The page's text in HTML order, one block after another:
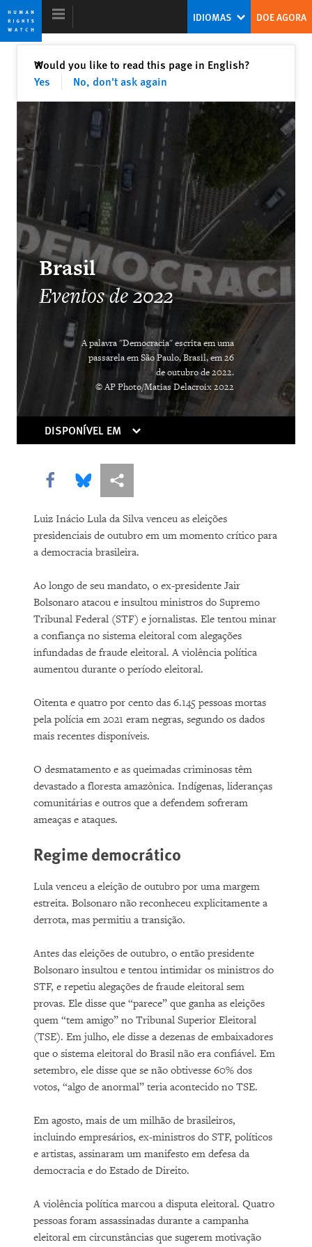
Skip
to
cookie
privacy
Skip
to
main
content
Relatório Mundial 2023
Um Novo Modelo de Liderança Global
para os Direitos Humanos
Tirana Hassan
Diretora executiva
COMPRAR
IDIOMAS DOE AGORA
Would you like to read this page in English?
Yes
No, don't ask again
✕Fechar
Brasil
Eventos de 2022
A palavra "Democracia" escrita em uma
passarela em São Paulo, Brasil, em 26
de outubro de 2022.
© AP Photo/Matias Delacroix 2022
DISPONÍVEL EM
Share this via Facebook
Share this via Bluesky
Share this via Compartilhar
Luiz Inácio Lula da Silva venceu as eleições
presidenciais de outubro em um momento crítico para
a democracia brasileira.
Ao longo de seu mandato, o ex-presidente Jair
Bolsonaro atacou e insultou ministros do Supremo
Tribunal Federal (STF) e jornalistas. Ele tentou minar
a confiança no sistema eleitoral com alegações
infundadas de fraude eleitoral. A violência política
aumentou durante o período eleitoral.
Oitenta e quatro por cento das 6.145 pessoas mortas
pela polícia em 2021 eram negras, segundo os dados
mais recentes disponíveis.
O desmatamento e as queimadas criminosas têm
devastado a floresta amazônica. Indígenas, lideranças
comunitárias e outros que a defendem sofreram
ameaças e ataques.
Regime democrático
Lula venceu a eleição de outubro por uma margem
estreita. Bolsonaro não reconheceu explicitamente a
derrota, mas permitiu a transição.
Antes das eleições de outubro, o então presidente
Bolsonaro insultou e tentou intimidar os ministros do
STF, e repetiu alegações de fraude eleitoral sem
provas. Ele disse que “parece” que ganha as eleições
quem “tem amigo” no Tribunal Superior Eleitoral
(TSE). Em julho, ele disse a dezenas de embaixadores
que o sistema eleitoral do Brasil não era confiável. Em
setembro, ele disse que se não obtivesse 60% dos
votos, “algo de anormal” teria acontecido no TSE.
Em agosto, mais de um milhão de brasileiros,
incluindo empresários, ex-ministros do STF, políticos
e artistas, assinaram um manifesto em defesa da
democracia e do Estado de Direito.
A violência política marcou a disputa eleitoral. Quatro
pessoas foram assassinadas durante a campanha
eleitoral em circunstâncias que sugerem motivação